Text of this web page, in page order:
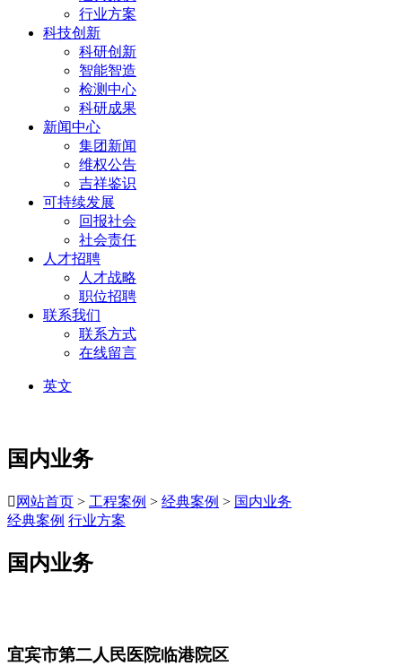
行业方案
科技创新
科研创新
智能智造
检测中心
科研成果
新闻中心
集团新闻
维权公告
吉祥鉴识
可持续发展
回报社会
社会责任
人才招聘
人才战略
职位招聘
联系我们
联系方式
在线留言
英文
国内业务
 网站首页 > 工程案例 > 经典案例 > 国内业务
经典案例 行业方案
国内业务
宜宾市第二人民医院临港院区